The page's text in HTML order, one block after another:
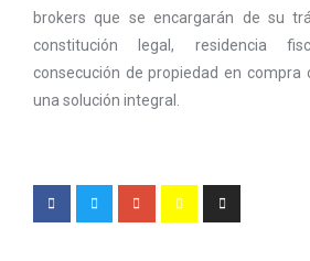
brokers que se encargarán de su
constitución legal, residencia
consecución de propiedad en compra
una solución integral.